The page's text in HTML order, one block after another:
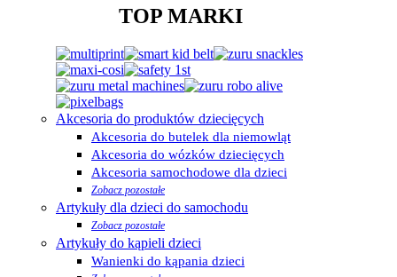
TOP MARKI
Akcesoria do produktów dziecięcych
Akcesoria do butelek dla niemowląt
Akcesoria do wózków dziecięcych
Akcesoria samochodowe dla dzieci
Zobacz pozostałe
Artykuły dla dzieci do samochodu
Zobacz pozostałe
Artykuły do kąpieli dzieci
Wanienki do kąpania dzieci